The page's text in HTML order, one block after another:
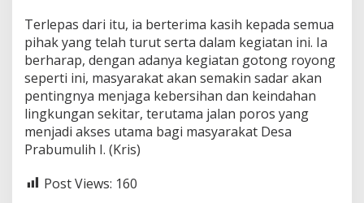
Terlepas dari itu, ia berterima kasih kepada semua
pihak yang telah turut serta dalam kegiatan ini. Ia
berharap, dengan adanya kegiatan gotong royong
seperti ini, masyarakat akan semakin sadar akan
pentingnya menjaga kebersihan dan keindahan
lingkungan sekitar, terutama jalan poros yang
menjadi akses utama bagi masyarakat Desa
Prabumulih I. (Kris)
Post Views: 160